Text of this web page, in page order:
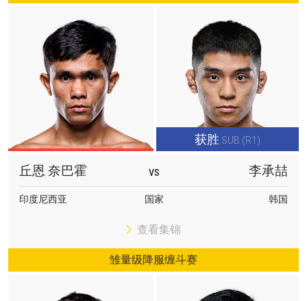
获胜 SUB (R1)
丘恩 奈巴霍 VS 李承喆
印度尼西亚 国家 韩国
查看集锦
雏量级降服缠斗赛